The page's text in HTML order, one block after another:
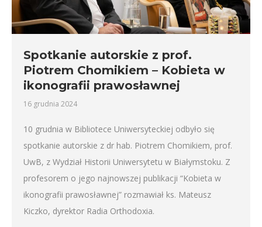
Spotkanie autorskie z prof.
Piotrem Chomikiem – Kobieta w
ikonografii prawosławnej
16 grudnia 2024
10 grudnia w Bibliotece Uniwersyteckiej odbyło się
spotkanie autorskie z dr hab. Piotrem Chomikiem, prof.
UwB, z Wydział Historii Uniwersytetu w Białymstoku. Z
profesorem o jego najnowszej publikacji “Kobieta w
ikonografii prawosławnej” rozmawiał ks. Mateusz
Kiczko, dyrektor Radia Orthodoxia.